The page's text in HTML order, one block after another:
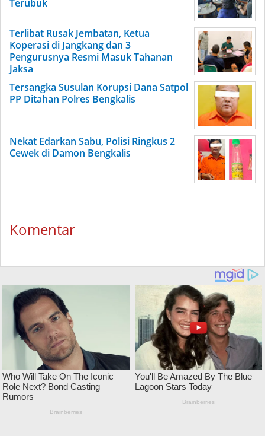
Terubuk
Terlibat Rusak Jembatan, Ketua
Koperasi di Jangkang dan 3
Pengurusnya Resmi Masuk Tahanan
Jaksa
Tersangka Susulan Korupsi Dana Satpol
PP Ditahan Polres Bengkalis
Nekat Edarkan Sabu, Polisi Ringkus 2
Cewek di Damon Bengkalis
Komentar